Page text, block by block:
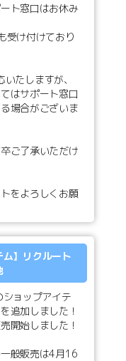
ト窓口はお休み
受け付けており
たしますが、
はサポート窓口
場合がございま
ご了承いただけ
をよろしくお願
ム】リクルート
ョップアイテ
を追加しました！
開始しました！
般販売は4月16